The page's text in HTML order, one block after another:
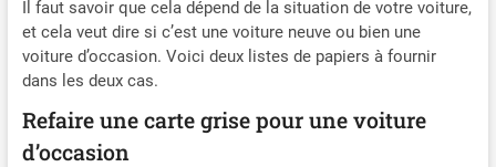
Il faut savoir que cela dépend de la situation de votre voiture,
et cela veut dire si c’est une voiture neuve ou bien une
voiture d’occasion. Voici deux listes de papiers à fournir
dans les deux cas.
Refaire une carte grise pour une voiture
d’occasion